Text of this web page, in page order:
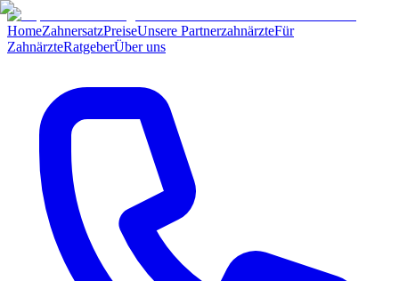
HomeZahnersatzPreiseUnsere PartnerzahnärzteFür
ZahnärzteRatgeberÜber uns